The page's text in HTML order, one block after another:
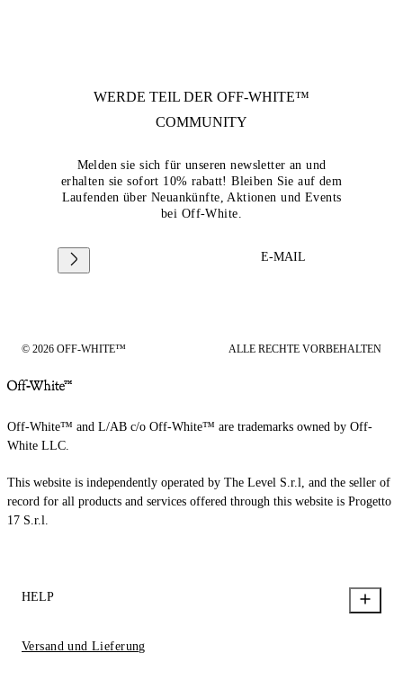
WERDE TEIL DER OFF-WHITE™
COMMUNITY
Melden sie sich für unseren newsletter an und
erhalten sie sofort 10% rabatt! Bleiben Sie auf dem
Laufenden über Neuankünfte, Aktionen und Events
bei Off-White.
E-MAIL
© 2026 OFF-WHITE™ ALLE RECHTE VORBEHALTEN
Off-White™ and L/AB c/o Off-White™ are trademarks owned by Off-
White LLC.
This website is independently operated by The Level S.r.l, and the seller of
record for all products and services offered through this website is Progetto
17 S.r.l.
HELP
Versand und Lieferung